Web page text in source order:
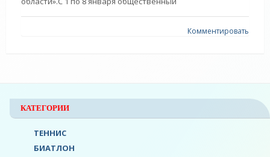
Комментировать
КАТЕГОРИИ
ТЕННИС
БИАТЛОН